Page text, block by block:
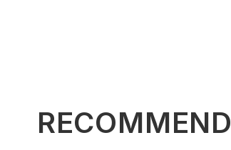
RECOMMEND